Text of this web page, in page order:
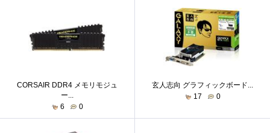
CORSAIR DDR4 メモリモジュ
ー...
6
0
玄人志向 グラフィックボード...
17
0